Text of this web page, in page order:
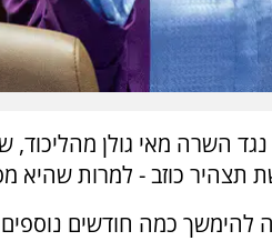
השרה מאי גולן
תצהיר כוזב - למרות שהיא